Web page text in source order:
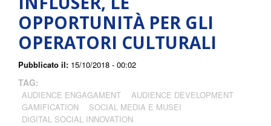
OPPORTUNITÀ PER GLI
OPERATORI CULTURALI
Pubblicato il: 15/10/2018 - 00:02
TAG:
AUDIENCE ENGAGAMENT
AUDIENCE DEVELOPMENT
GAMIFICATION
SOCIAL MEDIA E MUSEI
DIGITAL SOCIAL INNOVATION